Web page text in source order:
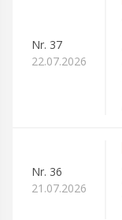
Nr. 37
22.07.2026
Nr. 36
21.07.2026